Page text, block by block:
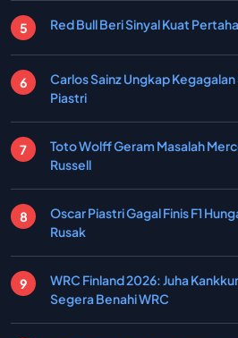
Red Bull Beri Sinyal Kuat
Carlos Sainz Ungkap
Piastri
Toto Wolff Geram Masalah
Russell
Oscar Piastri Gagal Finis F1
Rusak
WRC Finland 2026: Juha
Segera Benahi WRC